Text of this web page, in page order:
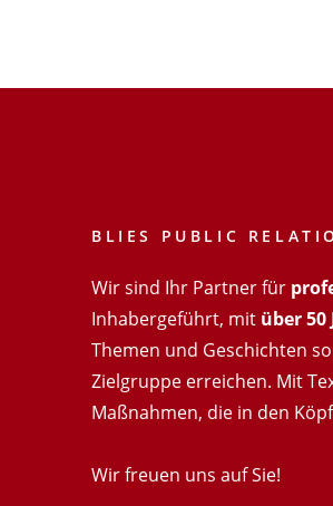
BLIES PUBLIC
Wir sind Ihr Partner für
Inhabergeführt, mit über
Themen und Geschichten
Zielgruppe erreichen. Mit
Maßnahmen, die in den
Wir freuen uns auf Sie!